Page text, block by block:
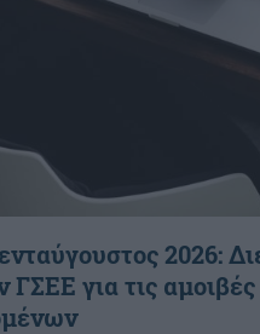
2026:
ΓΣΕΕ για τις